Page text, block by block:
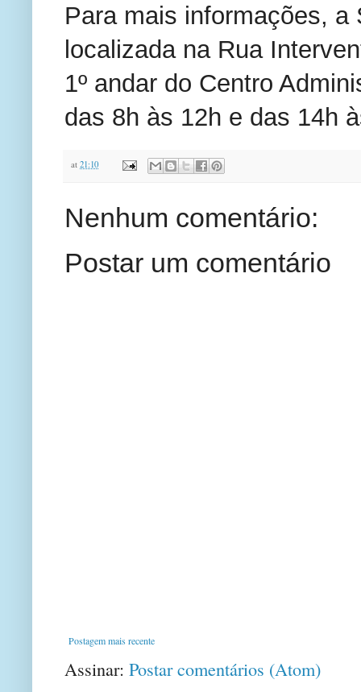
Para mais informações, a
localizada na Rua
1º andar do Centro
das 8h às 12h e das 14h
at 21:10
Nenhum comentário:
Postar um comentário
Postagem mais recente
Assinar: Postar comentários (Atom)